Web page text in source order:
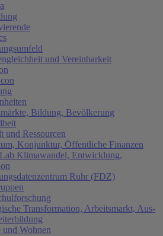
und Vereinbarkeit
Bildung, Bevölkerung
und Ressourcen
Konjunktur, Öffentliche Finanzen
Klimawandel, Entwicklung,
Ruhr (FDZ)
Transformation, Arbeitsmarkt, Aus-
und Wohnen